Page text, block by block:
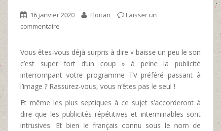
16 janvier 2020 Florian
Laisser un
commentaire
Vous êtes-vous déjà surpris à dire « baisse un peu le son
c’est super fort d’un coup » à peine la publicité
interrompant votre programme TV préféré passant à
l’image ? Rassurez-vous, vous n’êtes pas le seul !
Et même les plus septiques à ce sujet s’accorderont à
dire que les publicités répétitives et interminables sont
intrusives. Et bien le français connu sous le nom de